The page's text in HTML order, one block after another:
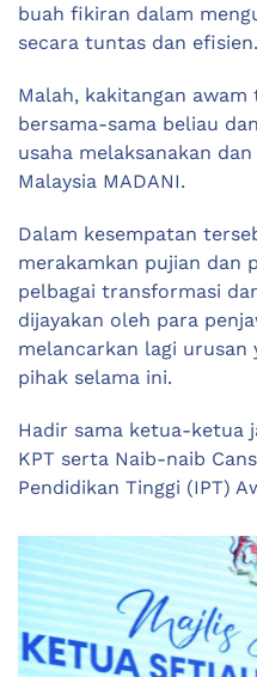
buah fikiran dalam
secara tuntas dan efisien.
Malah, kakitangan
bersama-sama beliau
usaha melaksanakan
Malaysia MADANI.
Dalam kesempatan
merakamkan pujian dan
pelbagai transformasi
dijayakan oleh para
melancarkan lagi urusan
pihak selama ini.
Hadir sama ketua-ketua
KPT serta Naib-naib
Pendidikan Tinggi (IPT)